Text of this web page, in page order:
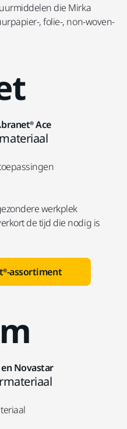
die Mirka
, folie-, non-woven-
Ace
werkplek
de tijd die nodig is
assortiment
Novastar